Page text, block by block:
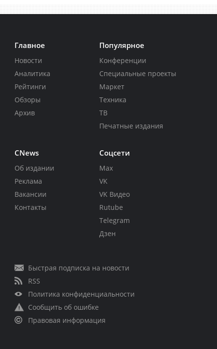
Главное
Новости
Аналитика
Рейтинги
Обзоры
Архив
Популярное
Конференции
Специальные проекты
Маркет
Техника
ТВ
Печатные издания
CNews
Об издании
Реклама
Вакансии
Контакты
Соцсети
Max
VK
VK Видео
Rutube
Telegram
Дзен
Быстрая подписка на новости
RSS
Политика конфиденциальности
Сообщить об ошибке
Правовая информация